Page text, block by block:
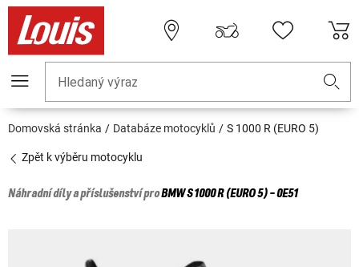
Hledaný výraz
Domovská stránka Databáze motocyklů S 1000 R (EURO 5)
Zpět k výběru motocyklu
Náhradní díly a příslušenství proBMWS 1000 R (EURO 5) - 0E51